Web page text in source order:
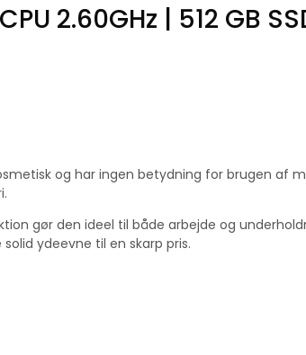
2.60GHz | 512 GB
og har ingen betydning for brugen af
gør den ideel til både arbejde og
ydeevne til en skarp pris.